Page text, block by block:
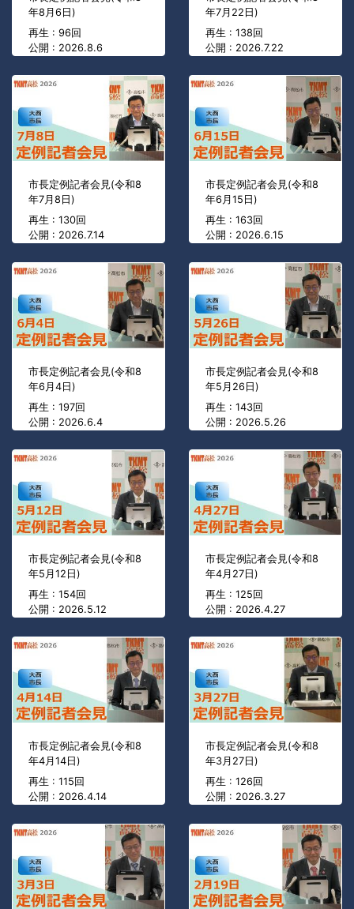
年8月6日)
再生 : 96回
公開 : 2026.8.6
年7月22日)
再生 : 138回
公開 : 2026.7.22
市長定例記者会見(令和8
年7月8日)
再生 : 130回
公開 : 2026.7.14
市長定例記者会見(令和8
年6月15日)
再生 : 163回
公開 : 2026.6.15
市長定例記者会見(令和8
年6月4日)
再生 : 197回
公開 : 2026.6.4
市長定例記者会見(令和8
年5月26日)
再生 : 143回
公開 : 2026.5.26
市長定例記者会見(令和8
年5月12日)
再生 : 154回
公開 : 2026.5.12
市長定例記者会見(令和8
年4月27日)
再生 : 125回
公開 : 2026.4.27
市長定例記者会見(令和8
年4月14日)
再生 : 115回
公開 : 2026.4.14
市長定例記者会見(令和8
年3月27日)
再生 : 126回
公開 : 2026.3.27